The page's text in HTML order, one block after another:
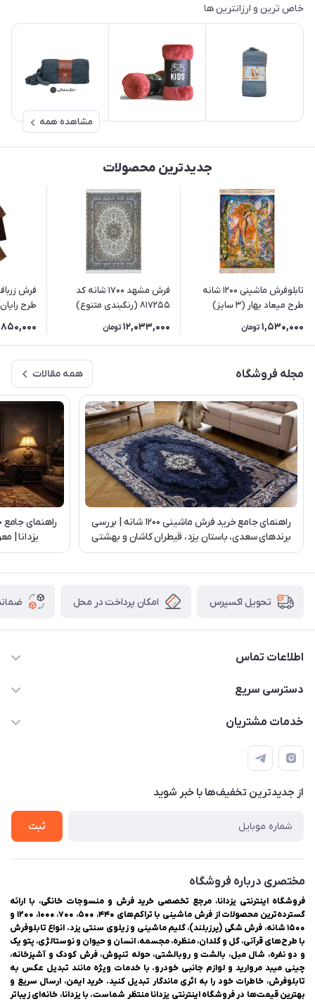
خاص ترین و ارزانترین ها
مشاهده همه
جدیدترین محصولات
تابلوفرش ماشینی 1200 شانه
طرح میعاد بهار (3 سایز)
1,530,000 تومان
فرش مشهد 1700 شانه کد
817255 (رنگبندی متنوع)
12,033,000 تومان
فرش
طرح
مجله فروشگاه همه مقالات
راهنمای جامع خرید فرش ماشینی 1200 شانه | بررسی
برندهای سعدی، باستان یزد، قیطران کاشان و بهشتی
تبریز
راهنمای
یزدانا |
تحویل اکسپرس امکان پرداخت در محل
اطلاعات تماس
03538252575
اینترنتی یزدانا
دسترسی سریع
حساب کاربری
لیست محصولات
درباره ما
خدمات مشتریان
راهنمای ثبت سفارش
حریم خصوصی
سوالات متداول
از جدید‌ترین تخفیف‌ها با‌ خبر شوید
ثبت
مختصری درباره فروشگاه
فروشگاه اینترنتی یزدانا، مرجع تخصصی خرید فرش و منسوجات خانگی، با ارائه
گسترده‌ترین محصولات از فرش ماشینی با تراکم‌های ۴۴۰، ۵۰۰، ۷۰۰، ۱۰۰۰، ۱۲۰۰ و
۱۵۰۰ شانه، فرش شگی (پرزبلند)، گلیم ماشینی و زیلوی سنتی یزد. انواع تابلوفرش
با طرح‌های قرآنی، گل و گلدان، منظره، مجسمه، انسان و حیوان و نوستالژی، پتو یک
و دو نفره، شال مبل، بالشت و روبالشتی، حوله تنپوش، فرش کودک و آشپزخانه،
چینی میبد مروارید و لوازم جانبی خودرو. با خدمات ویژه مانند تبدیل عکس به
تابلوفرش، خاطرات خود را به اثری ماندگار تبدیل کنید. خرید ایمن، ارسال سریع و
بهترین قیمت‌ها در فروشگاه اینترنتی یزدانا منتظر شماست. با یزدانا، خانه‌ای زیباتر